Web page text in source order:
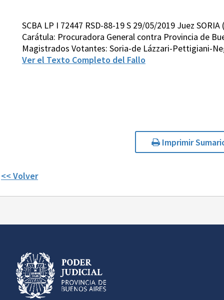
SCBA LP I 72447 RSD-88-19 S 29/05/2019 Juez SORIA
Carátula: Procuradora General contra Provincia de
Magistrados Votantes: Soria-de Lázzari-Pettigiani-
Ver el Texto Completo del Fallo
Imprimir
<< Volver